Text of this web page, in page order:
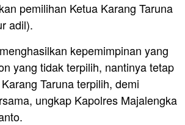
pemilihan Ketua Karang Taruna
adil).
kepemimpinan yang
yang tidak terpilih, nantinya tetap
Taruna terpilih, demi
ungkap Kapolres Majalengka